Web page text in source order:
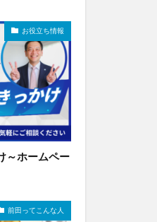
お役立ち情報
～ホームペー
前田ってこんな人